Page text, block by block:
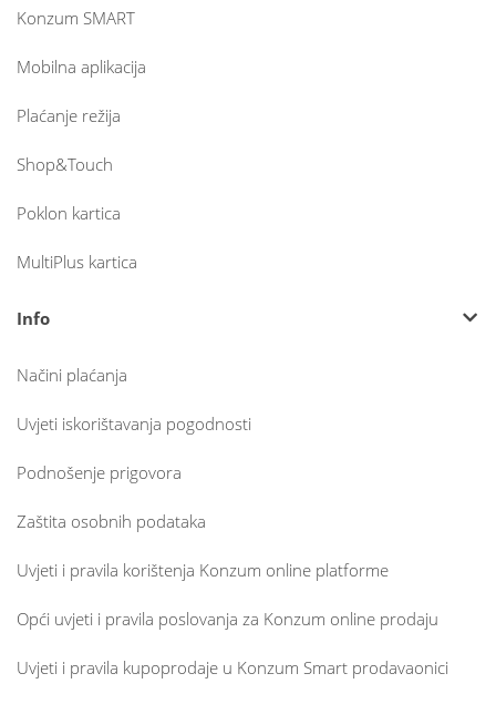
Konzum SMART
Mobilna aplikacija
Plaćanje režija
Shop&Touch
Poklon kartica
MultiPlus kartica
Info
Načini plaćanja
Uvjeti iskorištavanja pogodnosti
Podnošenje prigovora
Zaštita osobnih podataka
Uvjeti i pravila korištenja Konzum online platforme
Opći uvjeti i pravila poslovanja za Konzum online prodaju
Uvjeti i pravila kupoprodaje u Konzum Smart prodavaonici